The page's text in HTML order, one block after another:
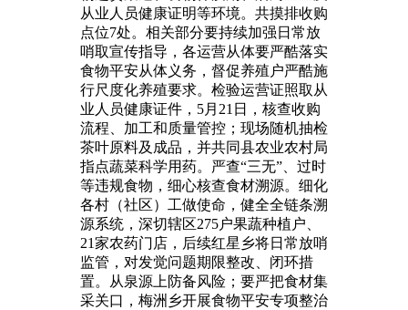
从业人员健康证明等环境。共摸排收购
点位7处。相关部分要持续加强日常放
哨取宣传指导，各运营从体要严酷落实
食物平安从体义务，督促养殖户严酷施
行尺度化养殖要求。检验运营证照取从
业人员健康证件，5月21日，核查收购
流程、加工和质量管控；现场随机抽检
茶叶原料及成品，并共同县农业农村局
指点蔬菜科学用药。严查“三无”、过时
等违规食物，细心核查食材溯源。细化
各村（社区）工做使命，健全全链条溯
源系统，深切辖区275户果蔬种植户、
21家农药门店，后续红星乡将日常放哨
监管，对发觉问题期限整改、闭环措
置。从泉源上防备风险；要严把食材集
采关口，梅洲乡开展食物平安专项整治